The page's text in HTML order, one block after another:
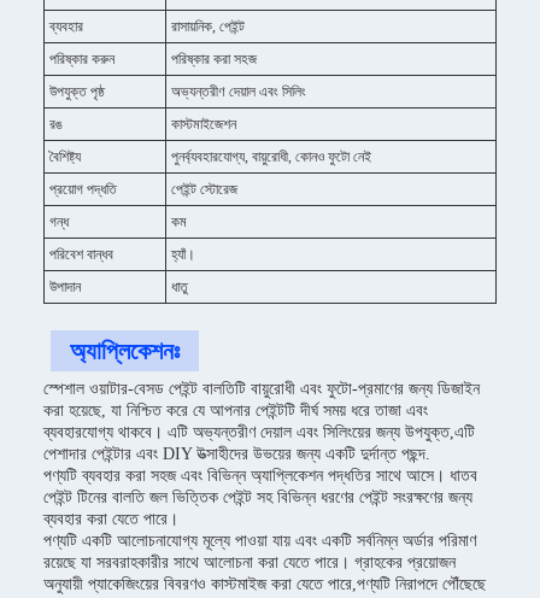
ব্যবহার
রাসায়নিক, পেইন্ট
পরিষ্কার করুন
পরিষ্কার করা সহজ
উপযুক্ত পৃষ্ঠ
অভ্যন্তরীণ দেয়াল এবং সিলিং
রঙ
কাস্টমাইজেশন
বৈশিষ্ট্য
পুনর্ব্যবহারযোগ্য, বায়ুরোধী, কোনও ফুটো নেই
প্রয়োগ পদ্ধতি
পেইন্ট স্টোরেজ
গন্ধ
কম
পরিবেশ বান্ধব
হ্যাঁ।
উপাদান
ধাতু
অ্যাপ্লিকেশনঃ
স্পেশাল ওয়াটার-বেসড পেইন্ট বালতিটি বায়ুরোধী এবং ফুটো-প্রমাণের জন্য ডিজাইন
করা হয়েছে, যা নিশ্চিত করে যে আপনার পেইন্টটি দীর্ঘ সময় ধরে তাজা এবং
ব্যবহারযোগ্য থাকবে। এটি অভ্যন্তরীণ দেয়াল এবং সিলিংয়ের জন্য উপযুক্ত,এটি
পেশাদার পেইন্টার এবং DIY উত্সাহীদের উভয়ের জন্য একটি দুর্দান্ত পছন্দ.
পণ্যটি ব্যবহার করা সহজ এবং বিভিন্ন অ্যাপ্লিকেশন পদ্ধতির সাথে আসে। ধাতব
পেইন্ট টিনের বালতি জল ভিত্তিক পেইন্ট সহ বিভিন্ন ধরণের পেইন্ট সংরক্ষণের জন্য
ব্যবহার করা যেতে পারে।
পণ্যটি একটি আলোচনাযোগ্য মূল্যে পাওয়া যায় এবং একটি সর্বনিম্ন অর্ডার পরিমাণ
রয়েছে যা সরবরাহকারীর সাথে আলোচনা করা যেতে পারে। গ্রাহকের প্রয়োজন
অনুযায়ী প্যাকেজিংয়ের বিবরণও কাস্টমাইজ করা যেতে পারে,পণ্যটি নিরাপদে পৌঁছেছে